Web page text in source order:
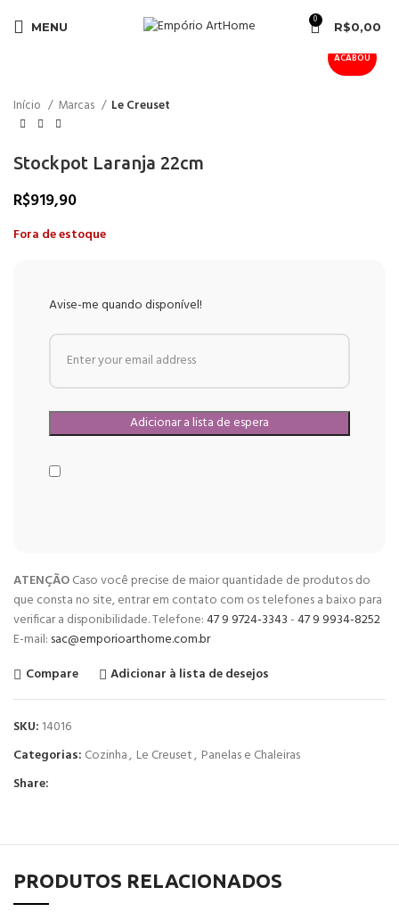
MENU 0 R$0,00
ACABOU
Clique para ampliar
Início Marcas Le Creuset
Stockpot Laranja 22cm
R$919,90
Fora de estoque
Avise-me quando disponível!
ATENÇÃOCaso você precise de maior quantidade de produtos do
que consta no site, entrar em contato com os telefones a baixo para
verificar a disponibilidade. Telefone:47 9 9724-3343-47 9 9934-8252
E-mail: sac@emporioarthome.com.br
Compare
Adicionar à lista de desejos
SKU: 14016
Categorias: Cozinha, Le Creuset, Panelas e Chaleiras
Share:
PRODUTOS RELACIONADOS